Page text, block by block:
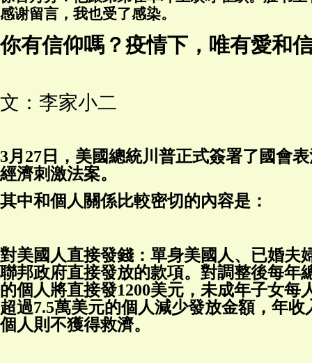
感谢留言，我也受了感染。
你有信仰嗎？疫情下，唯有愛和
文：李家小二
3月27日，美國總統川普正式簽署了國會
經濟刺激法案。
其中和個人關係比較密切的內容是：
對美國人直接發錢：單身美國人、已婚夫
聯邦政府直接發放的款項。對調整後每年
的個人將直接發1200美元，未成年子女每
超過7.5萬美元的個人減少發放金額，年收
個人則不獲得救濟。